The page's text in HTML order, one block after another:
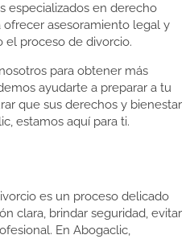
especializados en derecho
asesoramiento legal y
proceso de divorcio.
para obtener más
ayudarte a preparar a tu
que sus derechos y bienestar
estamos aquí para ti.
es un proceso delicado
clara, brindar seguridad, evitar
En Abogaclic,